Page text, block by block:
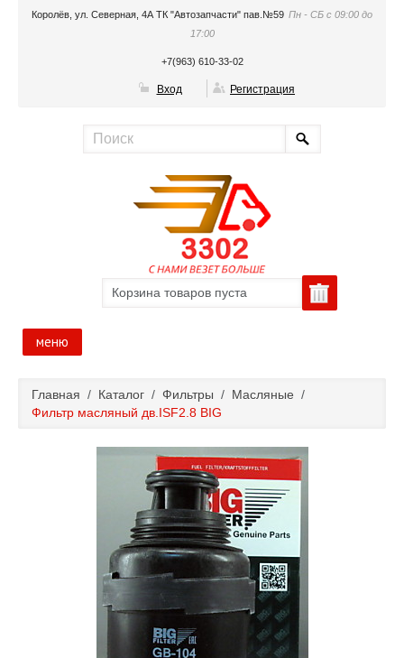
Королёв, ул. Северная, 4А ТК "Автозапчасти" пав.№59 Пн - СБ с 09:00 до
17:00
+7(963) 610-33-02
Вход Регистрация
Корзина товаров пуста
меню
Каталог
Покупка и оплата
Главная / Каталог / Фильтры / Масляные /
Фильтр масляный дв.ISF2.8 BIG